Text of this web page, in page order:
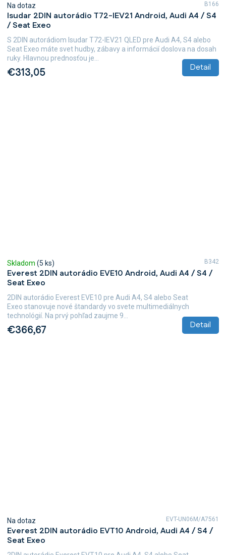
Isudar 2DIN autorádio T72-IEV21 Android, Audi A4 / S4
/ Seat Exeo
Na dotaz
€313,05 Detail
S 2DIN autorádiom Isudar T72-IEV21 QLED pre Audi A4, S4 alebo
Seat Exeo máte svet hudby, zábavy a informácií doslova na dosah
ruky. Hlavnou prednosťou je...
B166
Everest 2DIN autorádio EVE10 Android, Audi A4 / S4 /
Seat Exeo
Skladom (5 ks)
€366,67 Detail
2DIN autorádio Everest EVE10 pre Audi A4, S4 alebo Seat
Exeo stanovuje nové štandardy vo svete multimediálnych
technológií. Na prvý pohľad zaujme 9...
B342
Everest 2DIN autorádio EVT10 Android, Audi A4 / S4 /
Seat Exeo
Na dotaz EVT-UN06M/A7561